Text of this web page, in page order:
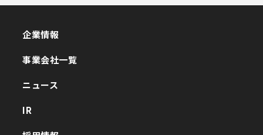
企業情報
事業会社一覧
ニュース
IR